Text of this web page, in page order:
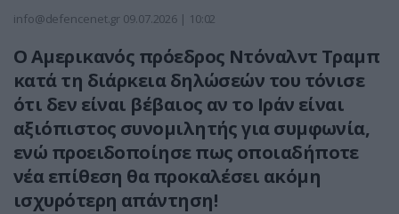
info@defencenet.gr 09.07.2026 | 10:02
Ο Αμερικανός πρόεδρος Ντόναλντ Τραμπ
κατά τη διάρκεια δηλώσεών του τόνισε
ότι δεν είναι βέβαιος αν το Ιράν είναι
αξιόπιστος συνομιλητής για συμφωνία,
ενώ προειδοποίησε πως οποιαδήποτε
νέα επίθεση θα προκαλέσει ακόμη
ισχυρότερη απάντηση!